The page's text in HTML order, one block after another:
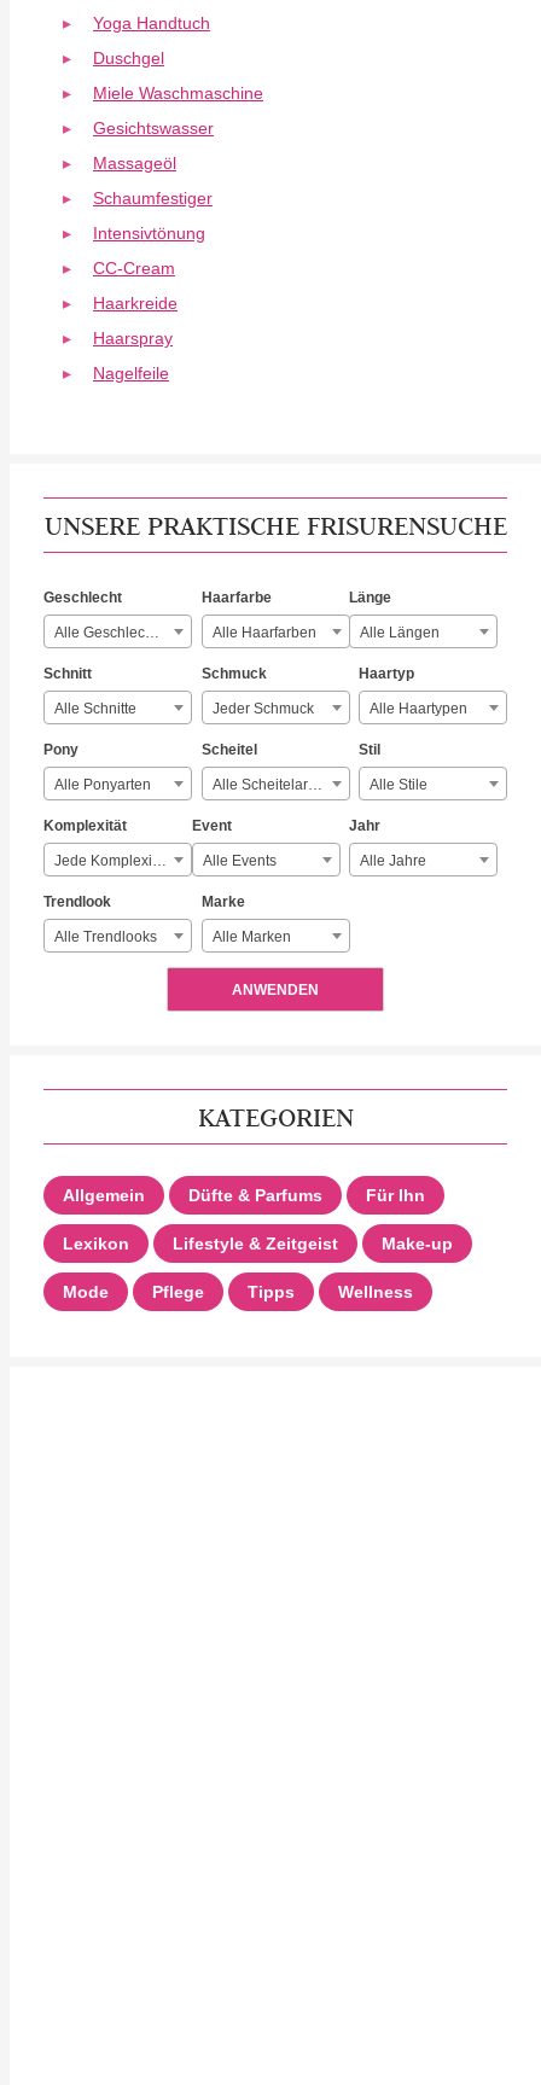
Yoga Handtuch
Duschgel
Miele Waschmaschine
Gesichtswasser
Massageöl
Schaumfestiger
Intensivtönung
CC-Cream
Haarkreide
Haarspray
Nagelfeile
UNSERE PRAKTISCHE FRISURENSUCHE
Geschlecht
Alle Geschlechter
Haarfarbe
Alle Haarfarben
Länge
Alle Längen
Schnitt
Alle Schnitte
Schmuck
Jeder Schmuck
Haartyp
Alle Haartypen
Pony
Alle Ponyarten
Scheitel
Alle Scheitelarten
Stil
Alle Stile
Komplexität
Jede Komplexität
Event
Alle Events
Jahr
Alle Jahre
Trendlook
Alle Trendlooks
Marke
Alle Marken
ANWENDEN
KATEGORIEN
Allgemein Düfte & Parfums Für Ihn
Lexikon Lifestyle & Zeitgeist Make-up
Mode Pflege Tipps Wellness